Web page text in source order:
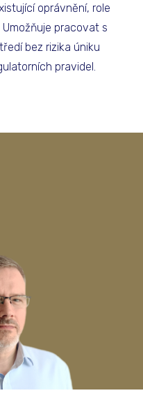
oprávnění, role
pracovat s
bez rizika úniku
pravidel.